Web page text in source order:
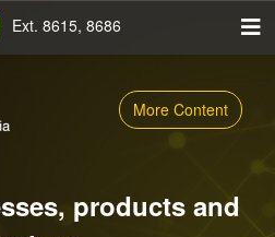
Ext. 8615, 8686
More Content
products and